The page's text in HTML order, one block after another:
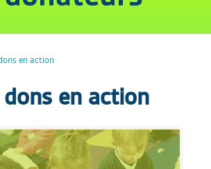
en action
dons en action